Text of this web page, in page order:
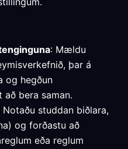
: Mældu
þar á
og hegðun
bera saman.
Notaðu studdan biðlara,
og forðastu að
eða reglum